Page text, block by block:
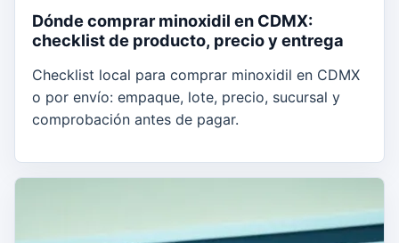
Dónde comprar minoxidil en CDMX:
checklist de producto, precio y entrega
Checklist local para comprar minoxidil en CDMX
o por envío: empaque, lote, precio, sucursal y
comprobación antes de pagar.